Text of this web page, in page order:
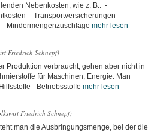
Nebenkosten, wie z. B.: -
- Transportversicherungen -
Mindermengenzuschläge mehr lesen
Friedrich Schnepf)
Produktion verbraucht, gehen aber nicht in
für Maschinen, Energie. Man
- Betriebsstoffe mehr lesen
Friedrich Schnepf)
man die Ausbringungsmenge, bei der die